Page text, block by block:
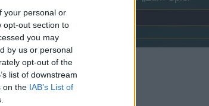
your personal or
opt-out section to
you may
by us or personal
opt-out of the
list of downstream
on the IAB’s List of